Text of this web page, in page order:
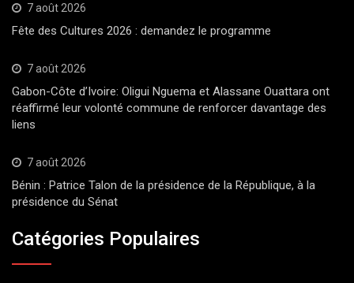
7 août 2026
Fête des Cultures 2026 : demandez le programme
7 août 2026
Gabon-Côte d’Ivoire: Oligui Nguema et Alassane Ouattara ont
réaffirmé leur volonté commune de renforcer davantage des
liens
7 août 2026
Bénin : Patrice Talon de la présidence de la République, à la
présidence du Sénat
Catégories Populaires